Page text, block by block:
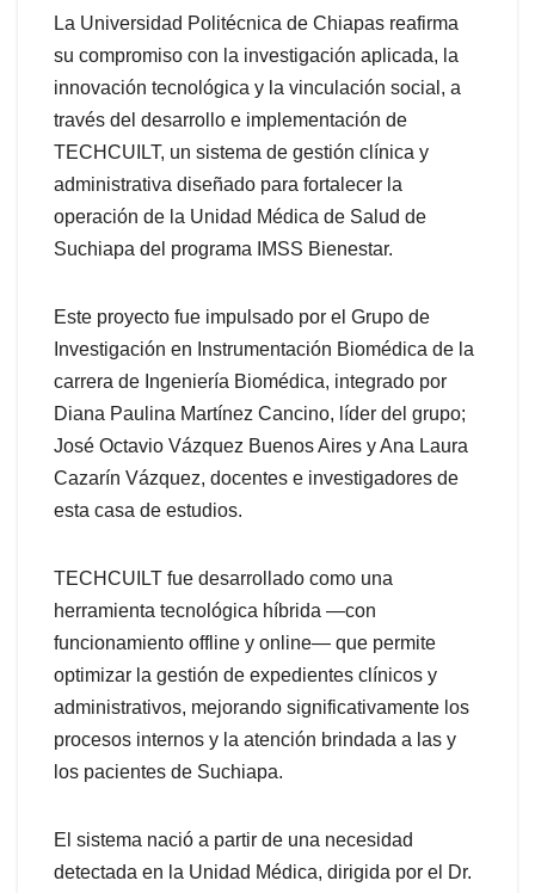
La Universidad Politécnica de Chiapas reafirma
su compromiso con la investigación aplicada, la
innovación tecnológica y la vinculación social, a
través del desarrollo e implementación de
TECHCUILT, un sistema de gestión clínica y
administrativa diseñado para fortalecer la
operación de la Unidad Médica de Salud de
Suchiapa del programa IMSS Bienestar.
Este proyecto fue impulsado por el Grupo de
Investigación en Instrumentación Biomédica de la
carrera de Ingeniería Biomédica, integrado por
Diana Paulina Martínez Cancino, líder del grupo;
José Octavio Vázquez Buenos Aires y Ana Laura
Cazarín Vázquez, docentes e investigadores de
esta casa de estudios.
TECHCUILT fue desarrollado como una
herramienta tecnológica híbrida —con
funcionamiento offline y online— que permite
optimizar la gestión de expedientes clínicos y
administrativos, mejorando significativamente los
procesos internos y la atención brindada a las y
los pacientes de Suchiapa.
El sistema nació a partir de una necesidad
detectada en la Unidad Médica, dirigida por el Dr.